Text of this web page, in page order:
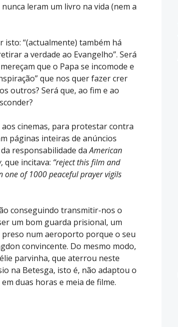
leram um livro na vida (nem a
isto: “(actualmente) também há
a verdade ao Evangelho”. Será
que o Papa se incomode e
que nos quer fazer crer
outros? Será que, ao fim e ao
cinemas, para protestar contra
páginas inteiras de anúncios
responsabilidade daAmerican
, que incitava: “reject this film and
one of 1000 peaceful prayer vigils
conseguindo transmitir-nos o
um bom guarda prisional, um
num aeroporto porque o seu
convincente. Do mesmo modo,
parvinha, que aterrou neste
na Betesga, isto é, não adaptou o
duas horas e meia de filme.